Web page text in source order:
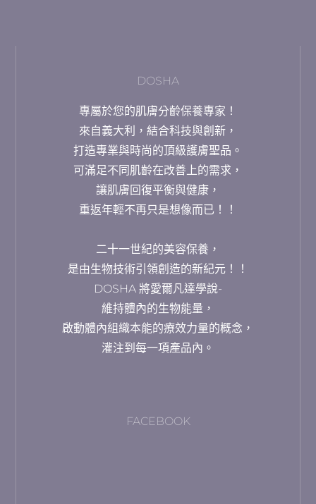
DOSHA
專屬於您的肌膚分齡保養專家！
來自義大利，結合科技與創新，
打造專業與時尚的頂級護膚聖品。
可滿足不同肌齡在改善上的需求，
讓肌膚回復平衡與健康，
重返年輕不再只是想像而已！！
二十一世紀的美容保養，
是由生物技術引領創造的新紀元！！
DOSHA 將愛爾凡達學說-
維持體內的生物能量，
啟動體內組織本能的療效力量的概念，
灌注到每一項產品內。
FACEBOOK